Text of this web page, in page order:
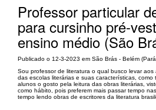
Professor particular
para cursinho pré-
ensino médio (São
Publicado o 12-3-2023 em São Brás - Belém
Sou professor de literatura o qual busco levar
das escolas literárias e suas características,
alunos o gosto pela leitura das obras literárias,
como hábito, pois preferem mais passar tempo
tempo lendo obras de escritores da literatura